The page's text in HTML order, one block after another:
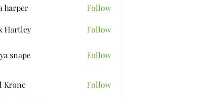
harper
Follow
Hartley Follow
snape Follow
Krone
Follow